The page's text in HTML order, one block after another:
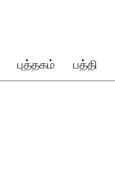
புத்தகம் பத்தி